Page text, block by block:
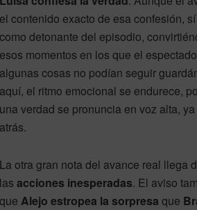
el contenido exacto de esa confesión,
como detonante del episodio,
esos momentos en los que el
algunas cosas no podían seguir
aquí, el ritmo emocional se endurece,
una verdad se pronuncia en voz alta,
atrás.
La otra gran nota del avance real llega
las acciones inesperadas. El aviso
que Alejo estropea la sorpresa que